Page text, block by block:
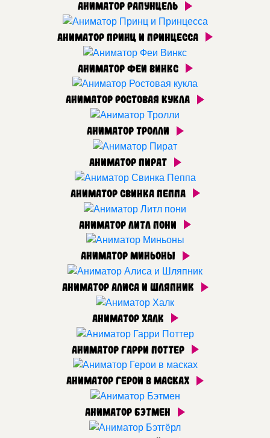
Аниматор Рапунцель
Аниматор Принц и Принцесса
Аниматор Феи Винкс
Аниматор Ростовая кукла
Аниматор Тролли
Аниматор Пират
Аниматор Свинка Пеппа
Аниматор Литл пони
Аниматор Миньоны
Аниматор Алиса и Шляпник
Аниматор Халк
Аниматор Гарри Поттер
Аниматор Герои в масках
Аниматор Бэтмен